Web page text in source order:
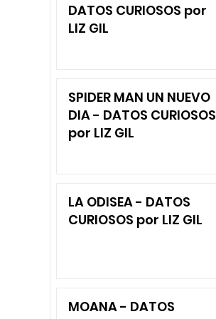
DATOS CURIOSOS por
LIZ GIL
SPIDER MAN UN NUEVO
DIA - DATOS CURIOSOS
por LIZ GIL
LA ODISEA - DATOS
CURIOSOS por LIZ GIL
MOANA - DATOS